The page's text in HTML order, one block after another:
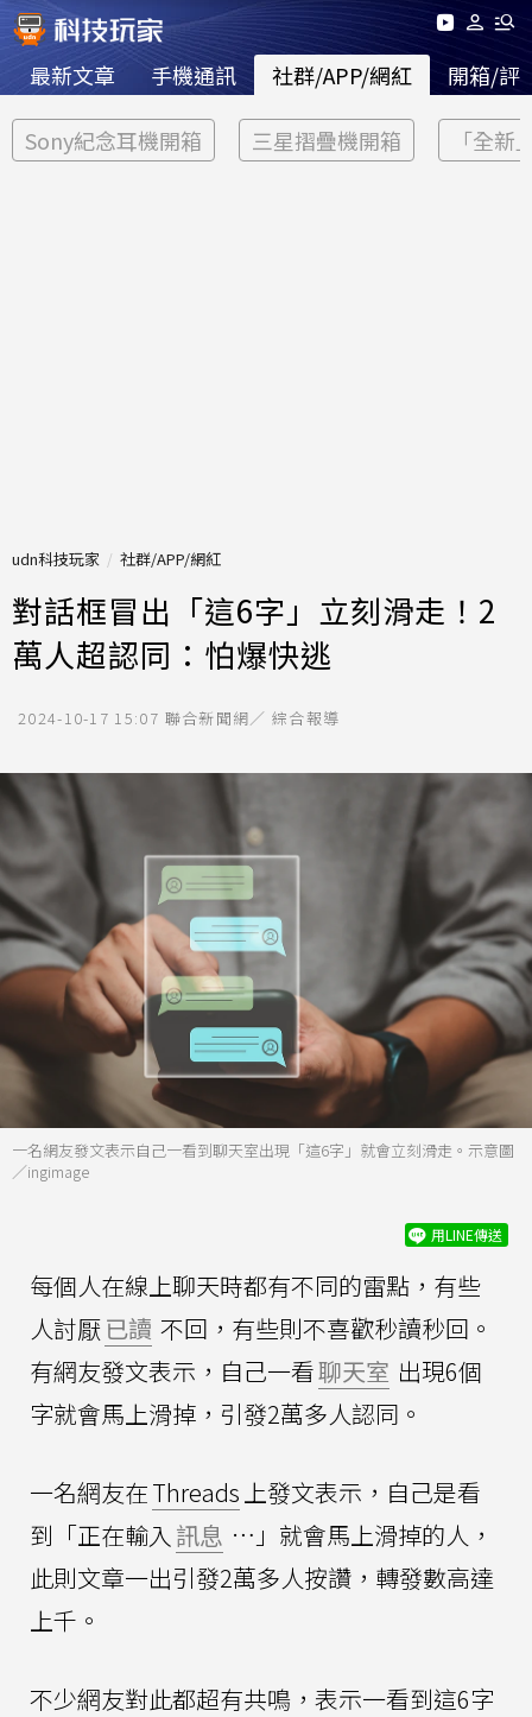
最新文章 手機通訊 社群/APP/網紅 開箱/評
Sony紀念耳機開箱 三星摺疊機開箱 「全新
udn科技玩家 社群/APP/網紅
對話框冒出「這6字」立刻滑走！2
萬人超認同：怕爆快逃
2024-10-17 15:07 聯合新聞網／ 綜合報導
一名網友發文表示自己一看到聊天室出現「這6字」就會立刻滑走。示意圖
／ingimage
用LINE傳送
每個人在線上聊天時都有不同的雷點，有些
人討厭已讀 不回，有些則不喜歡秒讀秒回。
有網友發文表示，自己一看聊天室 出現6個
字就會馬上滑掉，引發2萬多人認同。
一名網友在Threads上發文表示，自己是看
到「正在輸入 訊息 …」就會馬上滑掉的人，
此則文章一出引發2萬多人按讚，轉發數高達
上千。
不少網友對此都超有共鳴，表示一看到這6字